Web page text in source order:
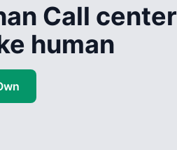
Call center
human